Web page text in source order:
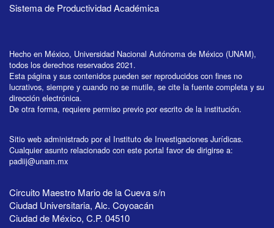
Sistema de Productividad Académica
Hecho en México, Universidad Nacional Autónoma de México (UNAM),
todos los derechos reservados 2021.
Esta página y sus contenidos pueden ser reproducidos con fines no
lucrativos, siempre y cuando no se mutile, se cite la fuente completa y su
dirección electrónica.
De otra forma, requiere permiso previo por escrito de la institución.
Sitio web administrado por el Instituto de Investigaciones Jurídicas.
Cualquier asunto relacionado con este portal favor de dirigirse a:
padiij@unam.mx
Circuito Maestro Mario de la Cueva s/n
Ciudad Universitaria, Alc. Coyoacán
Ciudad de México, C.P. 04510